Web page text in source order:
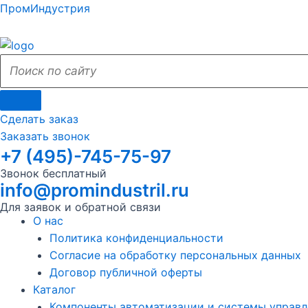
Перейти
содержимому
ПромИндустрия
Поиск
сайту
Поиск
Сделать заказ
Заказать звонок
+7 (495)-745-75-97
Звонок бесплатный
info@promindustril.ru
Для заявок и обратной связи
Меню
О нас
Политика конфиденциальности
Согласие на обработку персональных данных
Договор публичной оферты
Каталог
Поиск
сайту
Поиск
Меню